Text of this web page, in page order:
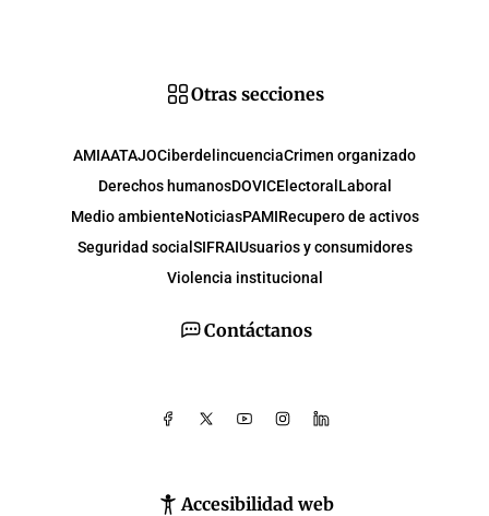
Contáctanos
Accesibilidad web
Otras secciones
AMIAATAJOCiberdelincuenciaCrimen organizado
Derechos humanosDOVICElectoral Laboral
Medio ambienteNoticiasPAMIRecupero de activos
Seguridad social SIFRAIUsuarios y consumidores
Violencia institucional